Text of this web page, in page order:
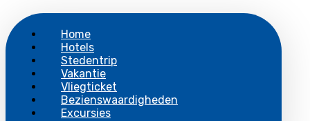
Home
Hotels
Stedentrip
Vakantie
Vliegticket
Bezienswaardigheden
Excursies